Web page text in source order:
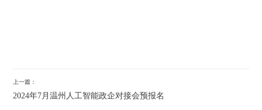
上一篇：
2024年7月温州人工智能政企对接会预报名